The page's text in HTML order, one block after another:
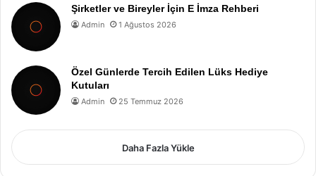
Şirketler ve Bireyler İçin E İmza Rehberi
Admin 1 Ağustos 2026
Özel Günlerde Tercih Edilen Lüks Hediye
Kutuları
Admin 25 Temmuz 2026
Daha Fazla Yükle